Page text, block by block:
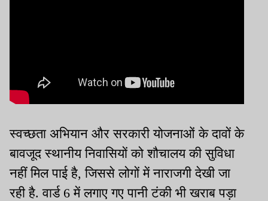
स्वच्छता अभियान और सरकारी योजनाओं के दावों के
बावजूद स्थानीय निवासियों को शौचालय की सुविधा
नहीं मिल पाई है, जिससे लोगों में नाराजगी देखी जा
रही है. वार्ड 6 में लगाए गए पानी टंकी भी खराब पड़ा